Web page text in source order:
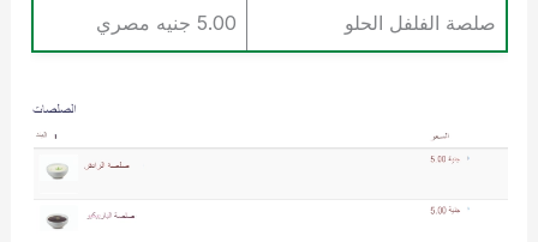
صلصة الفلفل الحلو 5.00 جنيه مصري